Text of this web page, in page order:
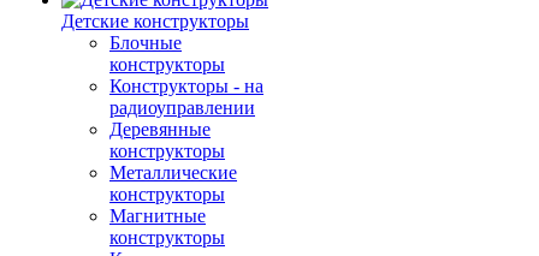
Детские конструкторы
Блочные
конструкторы
Конструкторы - на
радиоуправлении
Деревянные
конструкторы
Металлические
конструкторы
Магнитные
конструкторы